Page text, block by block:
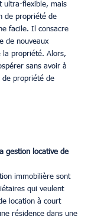
ultra-flexible, mais
de propriété de
facile. Il consacre
de nouveaux
la propriété. Alors,
sans avoir à
de propriété de
gestion locative de
immobilière sont
qui veulent
location à court
résidence dans une